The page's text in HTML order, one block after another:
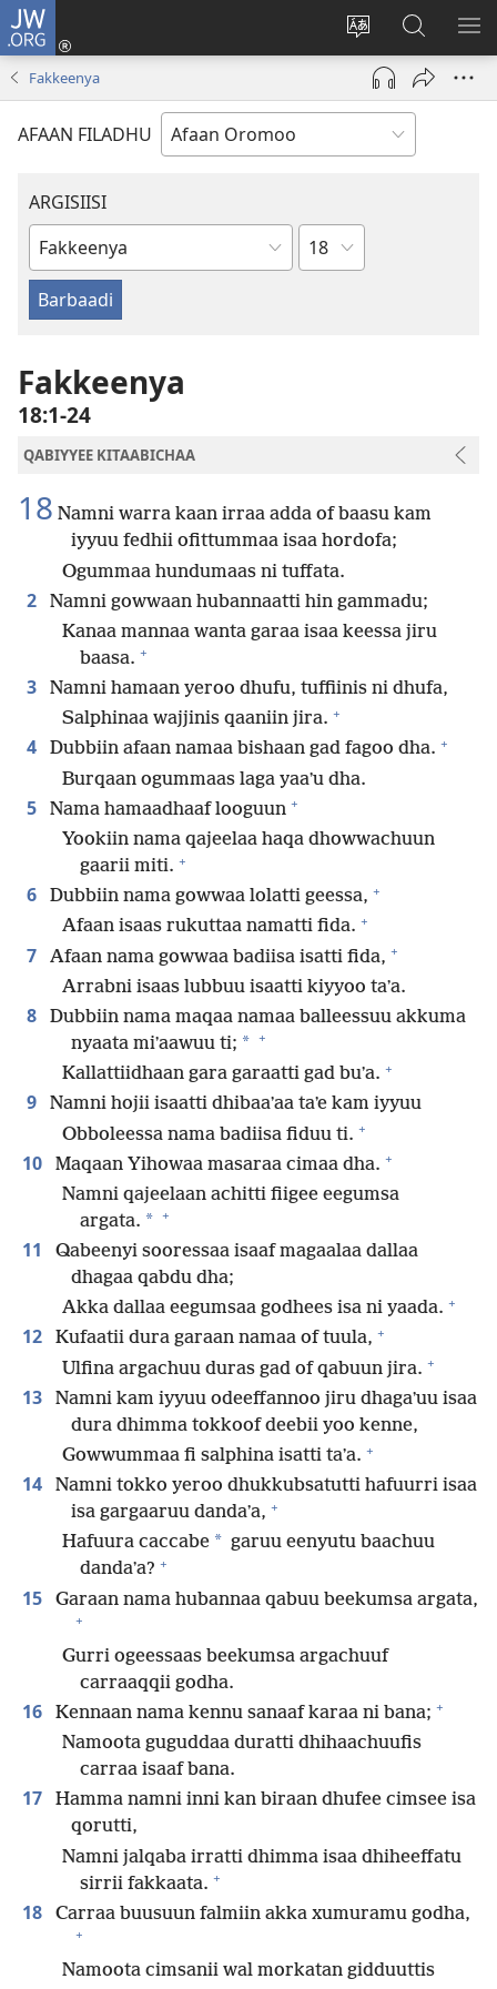
JW.ORG
Afaan
weebsaayitii
jijjiiri
Gali
(opens
window)
JW.ORG
Irraa
Barbaadi
Fakkeenya
AFAAN FILADHU
ARGISIISI
Kitaaba
Kitaaba
Qulqulluu
Boqonnaa
Fakkeenya
18:1-24
QABIYYEE KITAABICHAA
18 Namni warra kaan irraa adda of baasu kam
iyyuu fedhii ofittummaa isaa hordofa;
Ogummaa hundumaas ni tuffata.
2
Namni gowwaan hubannaatti hin gammadu;
Kanaa mannaa wanta garaa isaa keessa jiru
baasa. +
3
Namni hamaan yeroo dhufu, tuffiinis ni dhufa,
Salphinaa wajjinis qaaniin jira. +
4 Dubbiin afaan namaa bishaan gad fagoo dha. +
Burqaan ogummaas laga yaaʼu dha.
5 Nama hamaadhaaf looguun +
Yookiin nama qajeelaa haqa dhowwachuun
gaarii miti. +
6 Dubbiin nama gowwaa lolatti geessa, +
Afaan isaas rukuttaa namatti fida. +
7 Afaan nama gowwaa badiisa isatti fida, +
Arrabni isaas lubbuu isaatti kiyyoo taʼa.
8
Dubbiin nama maqaa namaa balleessuu akkuma
nyaata miʼaawuu ti; * +
Kallattiidhaan gara garaatti gad buʼa. +
9
Namni hojii isaatti dhibaaʼaa taʼe kam iyyuu
Obboleessa nama badiisa fiduu ti. +
10 Maqaan Yihowaa masaraa cimaa dha. +
Namni qajeelaan achitti fiigee eegumsa
argata. * +
11
Qabeenyi sooressaa isaaf magaalaa dallaa
dhagaa qabdu dha;
Akka dallaa eegumsaa godhees isa ni yaada. +
12 Kufaatii dura garaan namaa of tuula, +
Ulfina argachuu duras gad of qabuun jira. +
13
Namni kam iyyuu odeeffannoo jiru dhagaʼuu isaa
dura dhimma tokkoof deebii yoo kenne,
Gowwummaa fi salphina isatti taʼa. +
14
Namni tokko yeroo dhukkubsatutti hafuurri isaa
isa gargaaruu dandaʼa, +
Hafuura caccabe * garuu eenyutu baachuu
dandaʼa? +
15 Garaan nama hubannaa qabuu beekumsa argata,
+
Gurri ogeessaas beekumsa argachuuf
carraaqqii godha.
16 Kennaan nama kennu sanaaf karaa ni bana; +
Namoota guguddaa duratti dhihaachuufis
carraa isaaf bana.
17
Hamma namni inni kan biraan dhufee cimsee isa
qorutti,
Namni jalqaba irratti dhimma isaa dhiheeffatu
sirrii fakkaata. +
18 Carraa buusuun falmiin akka xumuramu godha,
+
Namoota cimsanii wal morkatan gidduuttis